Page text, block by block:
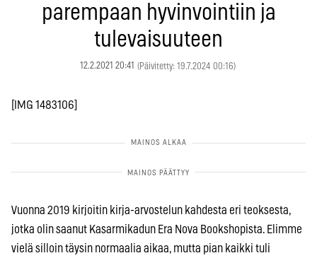
parempaan hyvinvointiin ja
tulevaisuuteen
12.2.2021 20:41 (Päivitetty: 19.7.2024 00:16)
[IMG 1483106]
Vuonna 2019 kirjoitin kirja-arvostelun kahdesta eri teoksesta,
jotka olin saanut Kasarmikadun Era Nova Bookshopista. Elimme
vielä silloin täysin normaalia aikaa, mutta pian kaikki tuli